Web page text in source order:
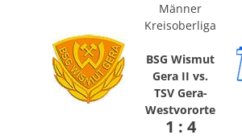
Männer
Kreisoberliga
BSG Wismut
Gera II vs.
TSV Gera-
Westvororte
1 : 4